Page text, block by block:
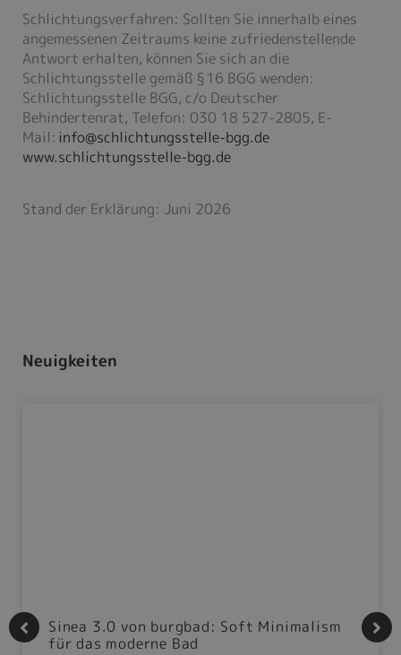
Schlichtungsverfahren: Sollten Sie innerhalb eines
angemessenen Zeitraums keine zufriedenstellende
Antwort erhalten, können Sie sich an die
Schlichtungsstelle gemäß § 16 BGG wenden:
Schlichtungsstelle BGG, c/o Deutscher
Behindertenrat, Telefon: 030 18 527-2805, E-
Mail: info@schlichtungsstelle-bgg.de
www.schlichtungsstelle-bgg.de
Stand der Erklärung: Juni 2026
Neuigkeiten
Sinea 3.0 von burgbad: Soft Minimalism
für das moderne Bad